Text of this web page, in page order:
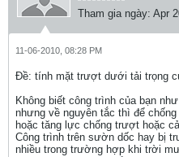
Tham gia ngày: Apr
11-06-2010, 08:28 PM
Ðề: tính mặt trượt dưới tải trọng
Không biết công trình của bạn
nhưng về nguyên tắc thì để
hoặc tăng lực chống trượt hoặc
Công trình trên sườn dốc hay bị
nhiều trong trường hợp khi trời